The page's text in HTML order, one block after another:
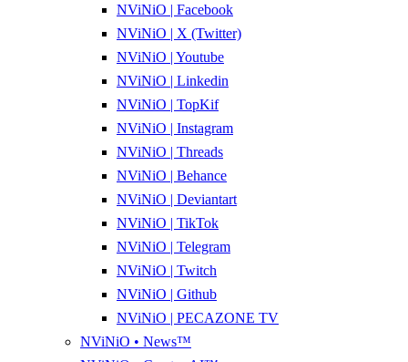
NViNiO | Facebook
NViNiO | X (Twitter)
NViNiO | Youtube
NViNiO | Linkedin
NViNiO | TopKif
NViNiO | Instagram
NViNiO | Threads
NViNiO | Behance
NViNiO | Deviantart
NViNiO | TikTok
NViNiO | Telegram
NViNiO | Twitch
NViNiO | Github
NViNiO | PECAZONE TV
NViNiO • News™